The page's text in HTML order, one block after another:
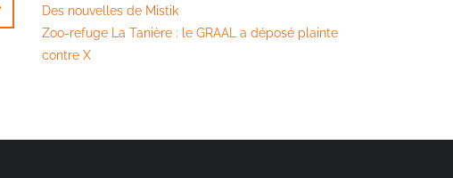
Des nouvelles de Mistik
Zoo-refuge La Tanière : le GRAAL a déposé plainte
contre X